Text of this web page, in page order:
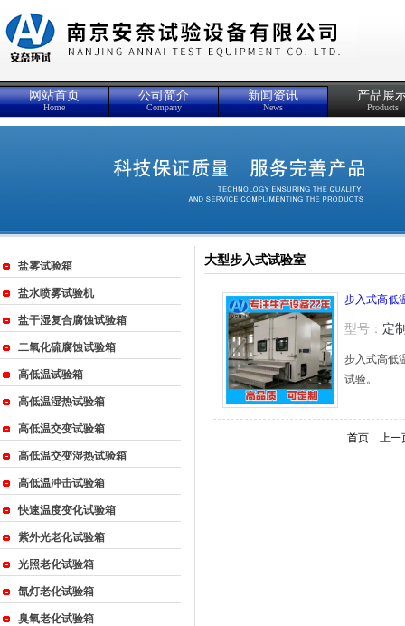
{_ComName}
网站首页
Home
公司简介
Company
新闻资讯
News
产品展
Products
盐雾试验箱
盐水喷雾试验机
盐干湿复合腐蚀试验箱
二氧化硫腐蚀试验箱
高低温试验箱
高低温湿热试验箱
高低温交变试验箱
高低温交变湿热试验箱
高低温冲击试验箱
快速温度变化试验箱
紫外光老化试验箱
光照老化试验箱
氙灯老化试验箱
臭氧老化试验箱
大型步入式试验室
步入式高低
型号： 定
步入式高低
试验。
首页 上一